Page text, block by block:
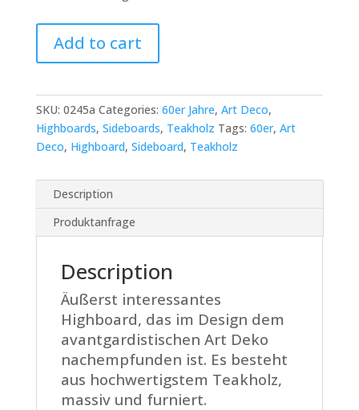
Deco
/
Highboard
quantity
Add to cart
SKU: 0245a Categories: 60er Jahre, Art Deco,
Highboards, Sideboards, Teakholz Tags: 60er, Art
Deco, Highboard, Sideboard, Teakholz
Description
Produktanfrage
Description
Äußerst interessantes
Highboard, das im Design dem
avantgardistischen Art Deko
nachempfunden ist. Es besteht
aus hochwertigstem Teakholz,
massiv und furniert.